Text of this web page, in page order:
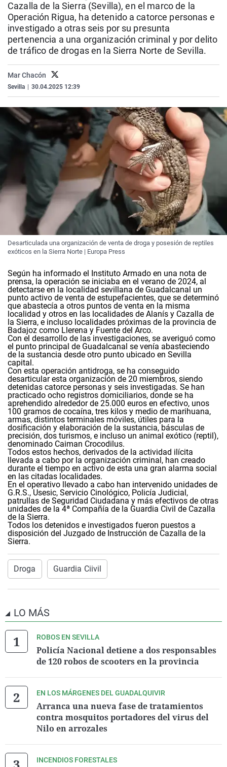
La rosa de los vientos
Gente viajera
Como el perro y el
Caso
Retornados
Equipo de
Extremadura
Galicia
La Rioja
Virales
Televisión
Elecciones
Cazalla de la Sierra (Sevilla), en el marco de la
Operación Rigua, ha detenido a catorce personas e
investigado a otras seis por su presunta
pertenencia a una organización criminal y por delito
de tráfico de drogas en la Sierra Norte de Sevilla.
Mar Chacón
Sevilla 30.04.2025 12:39
Desarticulada una organización de venta de droga y posesión de reptiles
exóticos en la Sierra Norte | Europa Press
Según ha informado el Instituto Armado en una nota de
prensa, la operación se iniciaba en el verano de 2024, al
detectarse en la localidad sevillana de Guadalcanal un
punto activo de venta de estupefacientes, que se determinó
que abastecía a otros puntos de venta en la misma
localidad y otros en las localidades de Alanís y Cazalla de
la Sierra, e incluso localidades próximas de la provincia de
Badajoz como Llerena y Fuente del Arco.
Con el desarrollo de las investigaciones, se averiguó como
el punto principal de Guadalcanal se venía abasteciendo
de la sustancia desde otro punto ubicado en Sevilla
capital.
Con esta operación antidroga, se ha conseguido
desarticular esta organización de 20 miembros, siendo
detenidas catorce personas y seis investigadas. Se han
practicado ocho registros domiciliarios, donde se ha
aprehendido alrededor de 25.000 euros en efectivo, unos
100 gramos de cocaína, tres kilos y medio de marihuana,
armas, distintos terminales móviles, útiles para la
dosificación y elaboración de la sustancia, básculas de
precisión, dos turismos, e incluso un animal exótico (reptil),
denominado Caiman Crocodilus.
Todos estos hechos, derivados de la actividad ilícita
llevada a cabo por la organización criminal, han creado
durante el tiempo en activo de esta una gran alarma social
en las citadas localidades.
En el operativo llevado a cabo han intervenido unidades de
G.R.S., Usesic, Servicio Cinológico, Policía Judicial,
patrullas de Seguridad Ciudadana y más efectivos de otras
unidades de la 4ª Compañía de la Guardia Civil de Cazalla
de la Sierra.
Todos los detenidos e investigados fueron puestos a
disposición del Juzgado de Instrucción de Cazalla de la
Sierra.
Droga Guardia Ciivil
LO MÁS
ROBOS EN SEVILLA
Policía Nacional detiene a dos responsables
de 120 robos de scooters en la provincia
EN LOS MÁRGENES DEL GUADALQUIVIR
Arranca una nueva fase de tratamientos
contra mosquitos portadores del virus del
Nilo en arrozales
INCENDIOS FORESTALES